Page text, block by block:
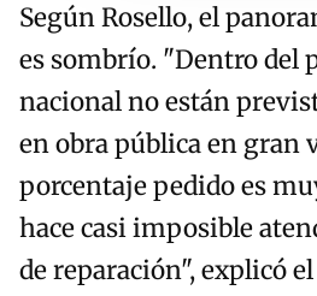
Según Rosello, el
es sombrío. "Dentro del
nacional no están
en obra pública en gran
porcentaje pedido es
hace casi imposible
de reparación", explicó